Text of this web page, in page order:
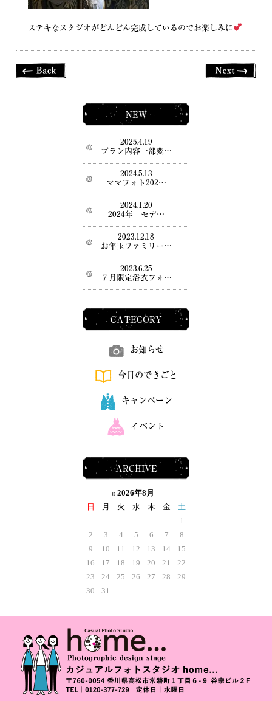
ステキなスタジオがどんどん完成しているのでお楽しみに
NEW
2025.4.19
プラン内容一部変…
2024.5.13
ママフォト202…
2024.1.20
2024年 モデ…
2023.12.18
お年玉ファミリー…
2023.6.25
７月限定浴衣フォ…
CATEGORY
お知らせ
今日のできごと
キャンペーン
イベント
ARCHIVE
« 2026年8月
日
月 火 水 木 金
土
1
2
3 4 5 6 7
8
9
10 11 12 13 14
15
16
17 18 19 20 21
22
23
24 25 26 27 28
29
30
31